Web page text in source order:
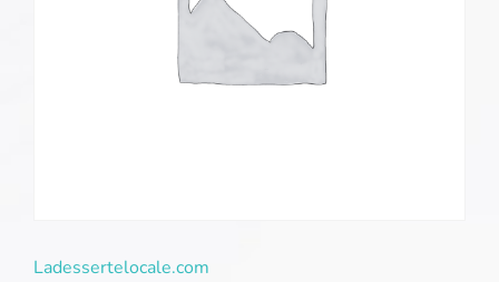
Ladessertelocale.com